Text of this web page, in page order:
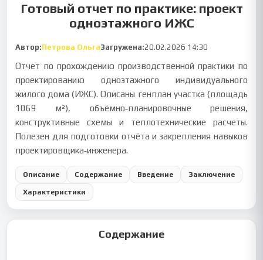
Готовый отчет по практике: проект
одноэтажного ИЖС
Автор:Петрова ОльгаЗагружена:20.02.2026 14:30
Отчет по прохождению производственной практики по
проектированию одноэтажного индивидуального
жилого дома (ИЖС). Описаны генплан участка (площадь
1069 м²), объёмно‑планировочные решения,
конструктивные схемы и теплотехнические расчеты.
Полезен для подготовки отчёта и закрепления навыков
проектировщика‑инженера.
Описание Содержание Введение Заключение
Характеристики
Содержание